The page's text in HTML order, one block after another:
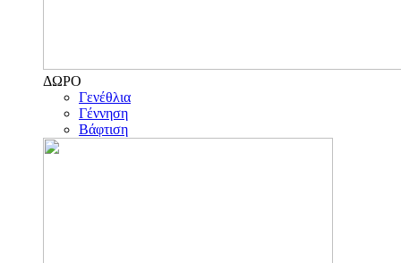
ΔΩΡΟ
Γενέθλια
Γέννηση
Βάφτιση